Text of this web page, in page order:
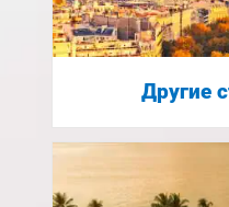
Другие